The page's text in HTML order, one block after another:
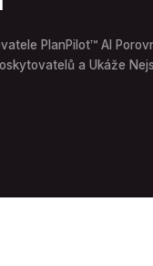
PlanPilot™ AI
a Ukáže